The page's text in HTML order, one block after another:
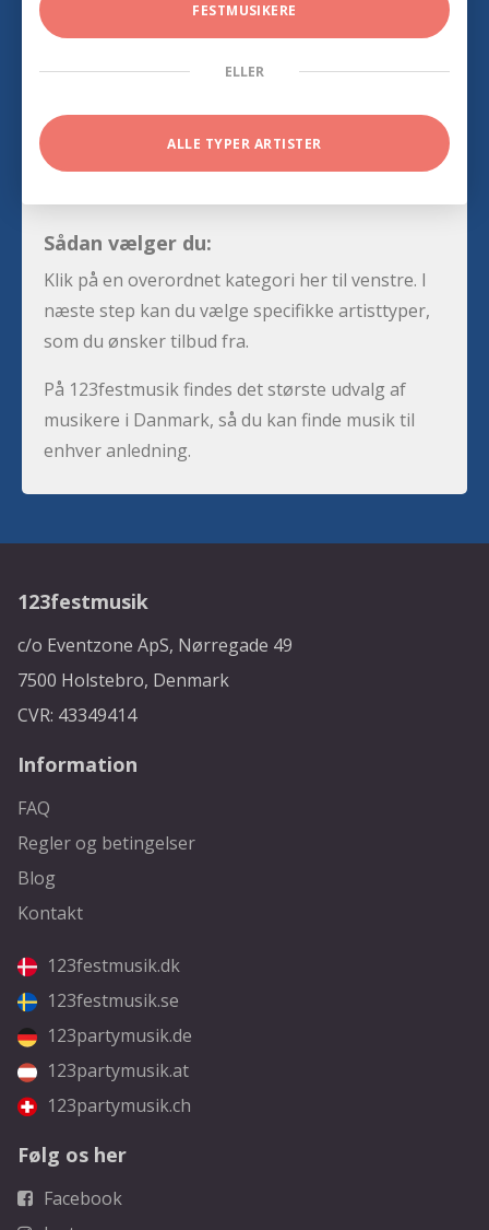
FESTMUSIKERE
ELLER
ALLE TYPER ARTISTER
Sådan vælger du:
Klik på en overordnet kategori her til venstre. I
næste step kan du vælge specifikke artisttyper,
som du ønsker tilbud fra.
På 123festmusik findes det største udvalg af
musikere i Danmark, så du kan finde musik til
enhver anledning.
123festmusik
c/o Eventzone ApS, Nørregade 49
7500 Holstebro, Denmark
CVR: 43349414
Information
FAQ
Regler og betingelser
Blog
Kontakt
123festmusik.dk
123festmusik.se
123partymusik.de
123partymusik.at
123partymusik.ch
Følg os her
Facebook